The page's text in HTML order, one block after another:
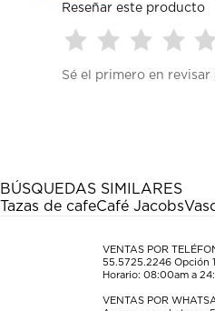
Reseñar este producto
para
estrella
Esta
acción
formulario
envío.
para
estrellas.
Esta
acción
el
formulario
envío.
para
estrellas.
Esta
acción
el
formulario
envío.
para
estrellas.
Esta
acción
el
envío.
Esta
el
Sé el primero en
BÚSQUEDAS SIMILARES
Tazas de cafeCafé Jacobs
VENTAS POR
55.5725.2246 Opción
Horario: 08:00am a
VENTAS POR